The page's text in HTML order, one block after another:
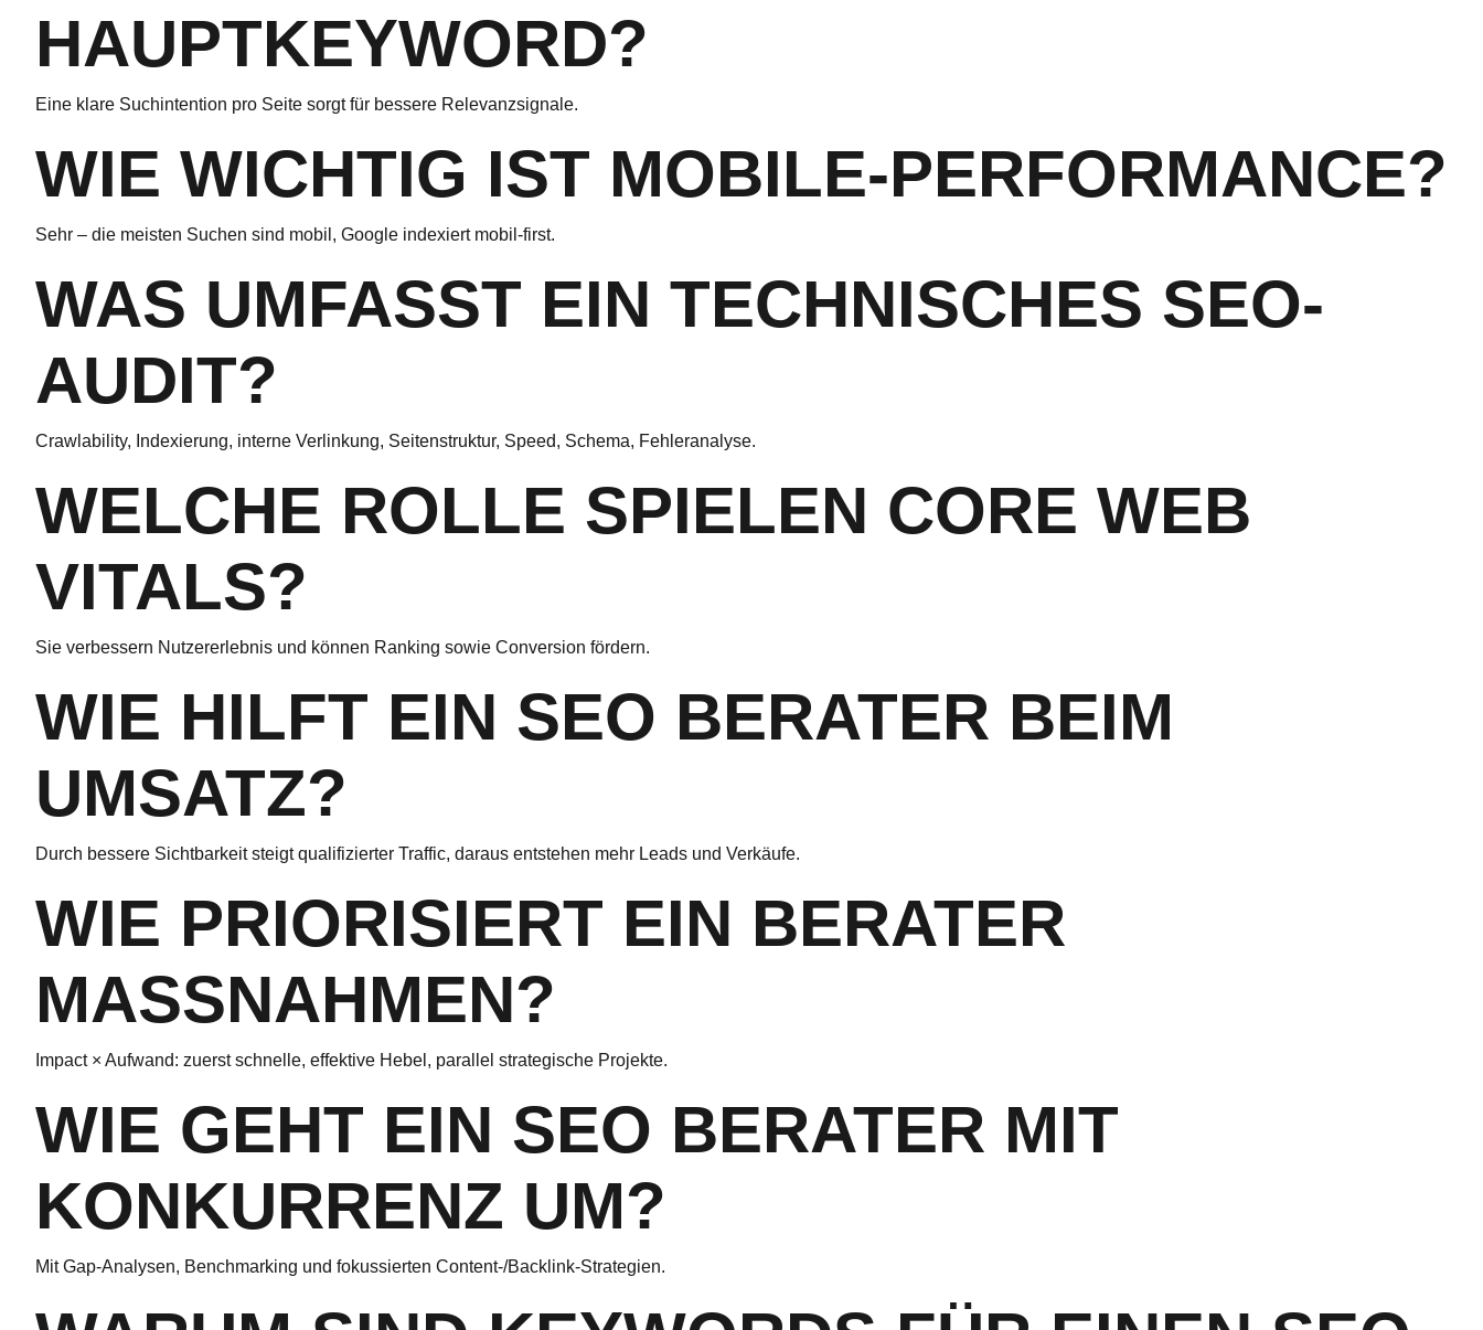
HAUPTKEYWORD?
Eine klare Suchintention pro Seite sorgt für bessere Relevanzsignale.
WIE WICHTIG IST MOBILE-PERFORMANCE?
Sehr – die meisten Suchen sind mobil, Google indexiert mobil-first.
WAS UMFASST EIN TECHNISCHES SEO-
AUDIT?
Crawlability, Indexierung, interne Verlinkung, Seitenstruktur, Speed, Schema, Fehleranalyse.
WELCHE ROLLE SPIELEN CORE WEB
VITALS?
Sie verbessern Nutzererlebnis und können Ranking sowie Conversion fördern.
WIE HILFT EIN SEO BERATER BEIM
UMSATZ?
Durch bessere Sichtbarkeit steigt qualifizierter Traffic, daraus entstehen mehr Leads und Verkäufe.
WIE PRIORISIERT EIN BERATER
MASSNAHMEN?
Impact × Aufwand: zuerst schnelle, effektive Hebel, parallel strategische Projekte.
WIE GEHT EIN SEO BERATER MIT
KONKURRENZ UM?
Mit Gap-Analysen, Benchmarking und fokussierten Content-/Backlink-Strategien.